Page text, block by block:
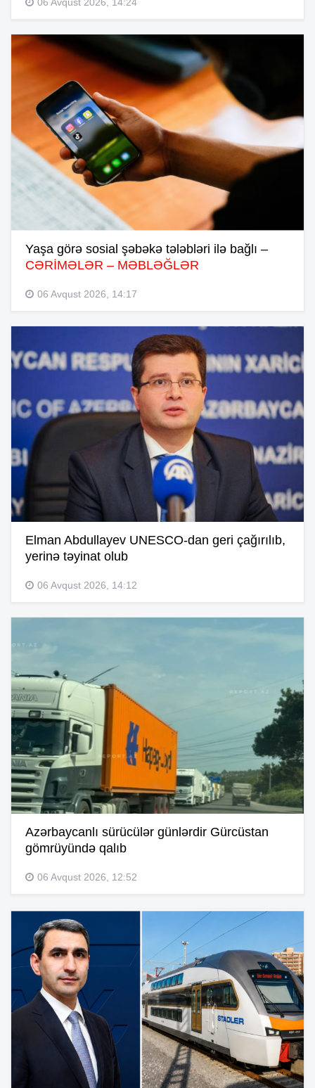
Yaşa görə sosial şəbəkə tələbləri ilə bağlı –
CƏRİMƏLƏR – MƏBLƏĞLƏR
06 Avqust 2026, 14:17
Elman Abdullayev UNESCO-dan geri çağırılıb,
yerinə təyinat olub
06 Avqust 2026, 14:12
Azərbaycanlı sürücülər günlərdir Gürcüstan
gömrüyündə qalıb
06 Avqust 2026, 12:52